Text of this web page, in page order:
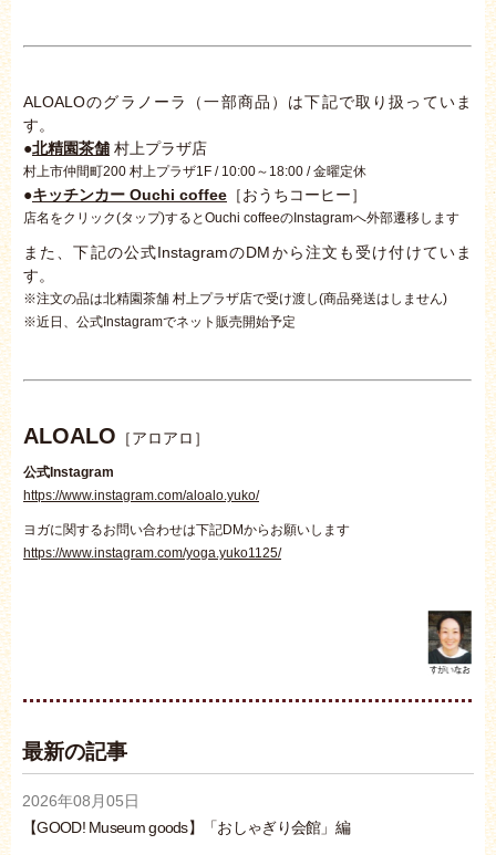
ALOALOのグラノーラ（一部商品）は下記で取り扱っていま
す。
●北精園茶舗 村上プラザ店
村上市仲間町200 村上プラザ1F / 10:00～18:00 / 金曜定休
●キッチンカー Ouchi coffee ［おうちコーヒー］
店名をクリック(タップ)するとOuchi coffeeのInstagramへ外部遷移します
また、下記の公式InstagramのDMから注文も受け付けていま
す。
※注文の品は北精園茶舗 村上プラザ店で受け渡し(商品発送はしません)
※近日、公式Instagramでネット販売開始予定
ALOALO ［アロアロ］
公式Instagram
https://www.instagram.com/aloalo.yuko/
ヨガに関するお問い合わせは下記DMからお願いします
https://www.instagram.com/yoga.yuko1125/
最新の記事
2026年08月05日
【GOOD! Museum goods】「おしゃぎり会館」編